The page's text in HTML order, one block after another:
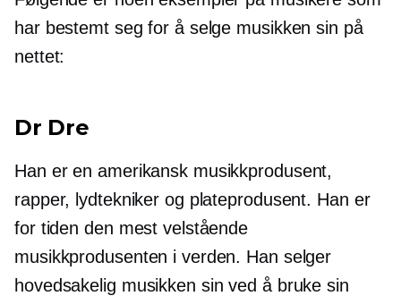
har bestemt seg for å selge musikken sin på
nettet:
Dr Dre
Han er en amerikansk musikkprodusent,
rapper, lydtekniker og plateprodusent. Han er
for tiden den mest velstående
musikkprodusenten i verden. Han selger
hovedsakelig musikken sin ved å bruke sin